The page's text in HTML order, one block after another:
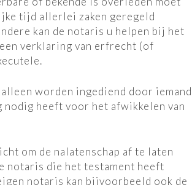
tijd allerlei zaken geregeld
kan de notaris u helpen bij het
verklaring van erfrecht (of
alleen worden ingediend door iemand
nodig heeft voor het afwikkelen van
om de nalatenschap af te laten
notaris die het testament heeft
notaris kan bijvoorbeeld ook de